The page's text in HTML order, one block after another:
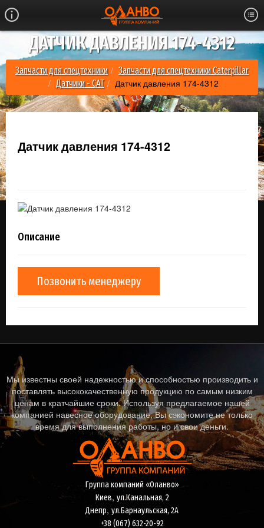
ДАТЧИК ДАВЛЕНИЯ 174-4312
Запчасти для спецтехники
Запчасти для спецтехники Caterpillar
Датчики - CAT
Датчик давления 174-4312
Датчик давления 174-4312
Описание
Позвонить менеджеру
Мы известны своей надежностью и способностью производить и
поставлять высококачественную продукцию по самым низким
ценам в кратчайшие сроки. Используя предлагаемое нашей
компанией навесное оборудование, Вы сэкономите не только
время для выполнения работы, но и свои деньги.
Группа компаний «Оланво»
Киев, ул.Канальная, 2
Днепр, ул.Барнаульская, 2А
+38 (067) 632-20-92